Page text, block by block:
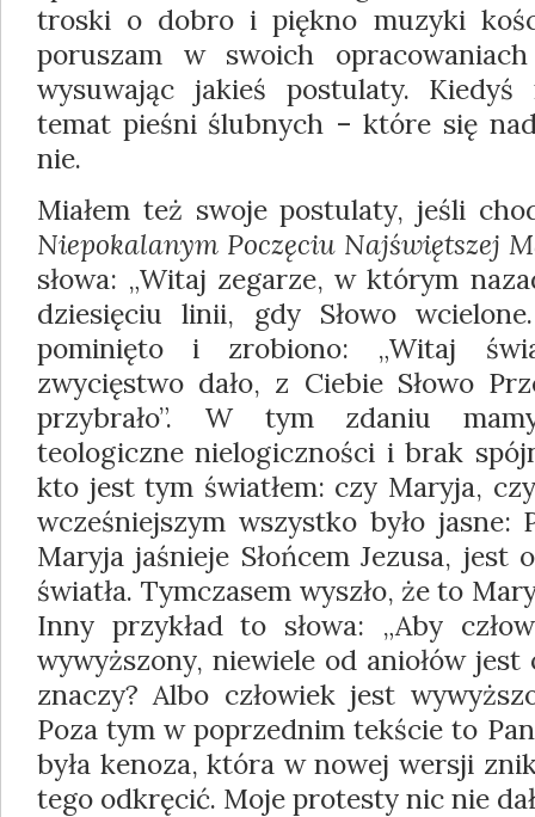
troski o dobro i piękno muzyki
poruszam w swoich
wysuwając jakieś postula­ty. Kiedyś
temat pieśni ślubnych – które się
nie.
Miałem też swoje postulaty, jeśli
Nie­pokalanym Poczęciu Najświętszej
słowa: „Witaj zegarze, w którym
dziesię­ciu linii, gdy Słowo
pominię­to i zrobiono: „Witaj
zwycięstwo dało, z Ciebie Słowo
przybrało”. W tym zdaniu
teologiczne nielogiczności i brak
kto jest tym światłem: czy Maryja,
wcześniejszym wszystko było jasne:
Maryja jaśnieje Słońcem Jezusa, jest
światła. Tymczasem wyszło, że to
Inny przykład to słowa: „Aby
wywyższony, niewiele od aniołów jest
znaczy? Albo człowiek jest
Poza tym w poprzednim tekście to
była kenoza, która w nowej wersji
tego odkręcić. Moje protesty nic nie